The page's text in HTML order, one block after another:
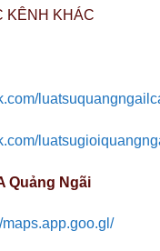
KÊNH KHÁC
Quảng Ngãi
maps.app.goo.gl/